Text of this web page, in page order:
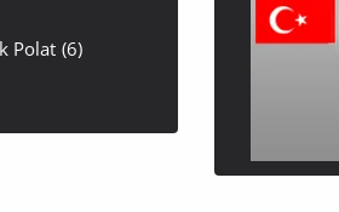
Polat (6)